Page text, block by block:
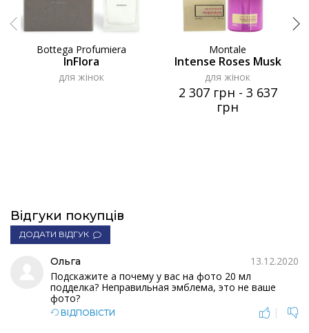
Bottega Profumiera
InFlora
для жінок
Montale
Intense Roses Musk
для жінок
2 307 грн - 3 637
грн
Відгуки покупців
ДОДАТИ ВІДГУК
Ольга
13.12.2020
Подскажите а почему у вас на фото 20 мл
подделка? Неправильная эмблема, это не ваше
фото?
ВІДПОВІСТИ |